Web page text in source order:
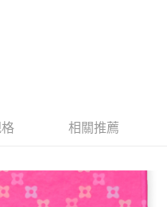
、繳款截止日，確認付款後即完
」的支付方式。 讓您購物簡單
相關推薦